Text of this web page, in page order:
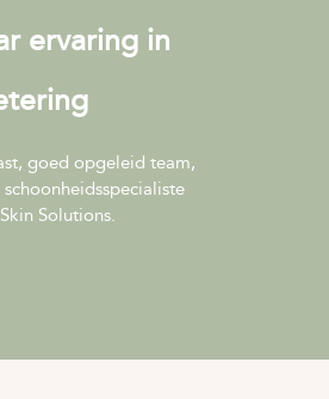
ervaring in
goed opgeleid team,
Solutions.